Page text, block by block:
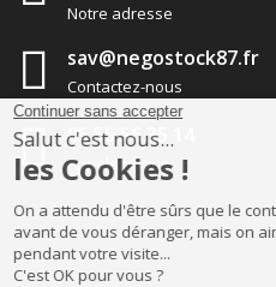
Notre adresse
sav@negostock87.fr
Contactez-nous
05 55 56 35 14
Appelez-nous